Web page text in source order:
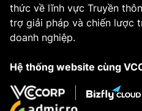
thức về lĩnh vực Truyền
trợ giải pháp và chiến lược
doanh nghiệp.
Hệ thống website cùng